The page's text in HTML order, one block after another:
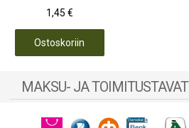
1,45 €
Ostoskoriin
MAKSU- JA TOIMITUSTAVAT